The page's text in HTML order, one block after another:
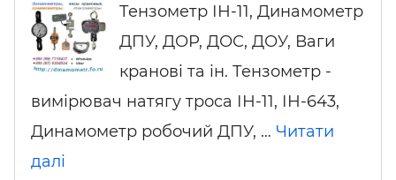
Тензометр ІН-11, Динамометр
ДПУ, ДОР, ДОС, ДОУ, Ваги
кранові та ін. Тензометр -
вимірювач натягу троса ІН-11, ІН-643,
Динамометр робочий ДПУ, … Читати
далі